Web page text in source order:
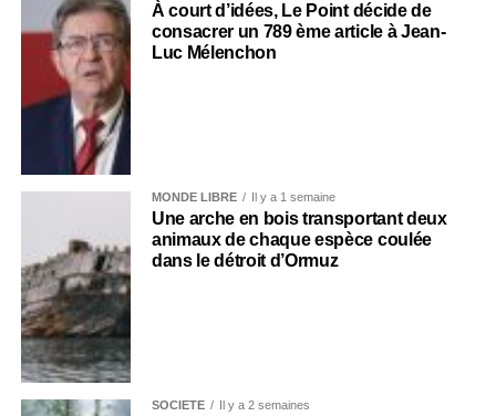
À court d’idées, Le Point décide de
consacrer un 789 ème article à Jean-
Luc Mélenchon
MONDE LIBRE Il y a 1 semaine
Une arche en bois transportant deux
animaux de chaque espèce coulée
dans le détroit d’Ormuz
SOCIÉTÉ Il y a 2 semaines